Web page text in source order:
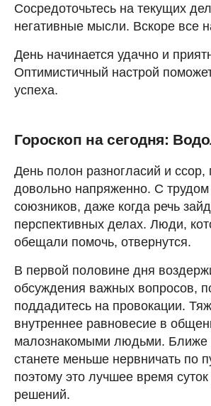
Сосредоточьтесь на текущих
негативные мысли. Вскоре все
День начинается удачно и
Оптимистичный настрой
успеха.
Гороскоп на сегодня:
День полон разногласий и ссор,
довольно напряженно. С трудом
союзников, даже когда речь
перспективных делах. Люди,
обещали помочь, отвернутся.
В первой половине дня
обсуждения важных вопросов,
поддадитесь на провокации.
внутреннее равновесие в
малознакомыми людьми. Ближе
станете меньше нервничать по
поэтому это лучшее время
решений.